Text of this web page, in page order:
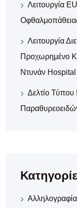
Λειτουργία
Λειτουργία
Προχωρημένο
Ντυνάν
Δελτίο